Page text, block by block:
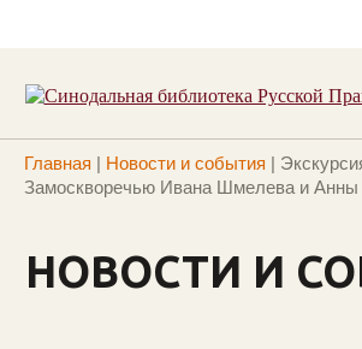
Главная | Новости и события |
Замоскворечью Ивана Шмелева и Анны
НОВОСТИ И